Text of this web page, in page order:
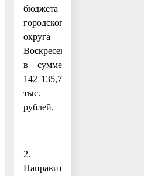
бюджета
городского
округа
Воскресенск
в сумме
142 135,7
тыс.
рублей.
2.
Направить